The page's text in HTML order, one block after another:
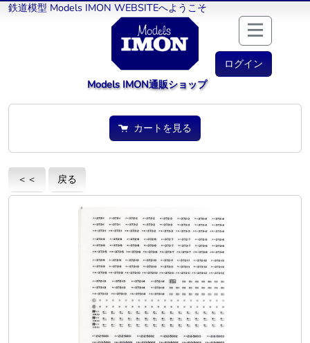
鉄道模型 Models IMON WEBSITEへようこそ
ログイン
Models IMON通販ショップ
カートを見る
＜＜ 戻る